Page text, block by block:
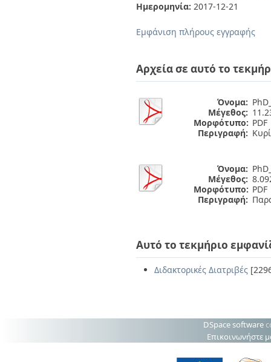
Ημερομηνία: 2017-12-21
Εμφάνιση πλήρους εγγραφής
Αρχεία σε αυτό το
Όνομα:
Μέγεθος:
Μορφότυπο: PDF
Περιγραφή:
Όνομα:
Μέγεθος:
Μορφότυπο: PDF
Περιγραφή:
Αυτό το τεκμήριο
Διδακτορικές Διατριβές
DSpace software
Επικοινωνήστε